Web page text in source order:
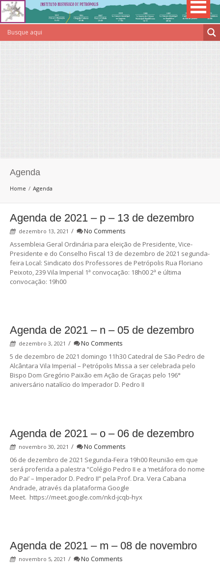
Agenda
Home Agenda
Agenda de 2021 – p – 13 de dezembro
dezembro 13, 2021 /
No Comments
Assembleia Geral Ordinária para eleição de Presidente, Vice-
Presidente e do Conselho Fiscal 13 de dezembro de 2021 segunda-
feira Local: Sindicato dos Professores de Petrópolis Rua Floriano
Peixoto, 239 Vila Imperial 1ª convocação: 18h00 2ª e última
convocação: 19h00
Agenda de 2021 – n – 05 de dezembro
dezembro 3, 2021 /
No Comments
5 de dezembro de 2021 domingo 11h30 Catedral de São Pedro de
Alcântara Vila Imperial – Petrópolis Missa a ser celebrada pelo
Bispo Dom Gregório Paixão em Ação de Graças pelo 196°
aniversário natalício do Imperador D. Pedro II
Agenda de 2021 – o – 06 de dezembro
novembro 30, 2021 /
No Comments
06 de dezembro de 2021 Segunda-Feira 19h00 Reunião em que
será proferida a palestra “Colégio Pedro II e a ‘metáfora do nome
do Pai’ – Imperador D. Pedro II” pela Prof. Dra. Vera Cabana
Andrade, através da plataforma Google
Meet. https://meet.google.com/nkd-jcqb-hyx
Agenda de 2021 – m – 08 de novembro
novembro 5, 2021 /
No Comments